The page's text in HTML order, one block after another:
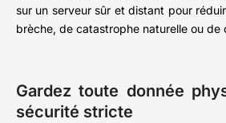
sur un serveur sûr et distant pour
brèche, de catastrophe naturelle ou de
Gardez toute donnée
sécurité stricte